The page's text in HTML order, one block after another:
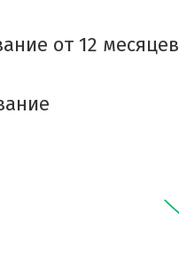
от 12 месяцев